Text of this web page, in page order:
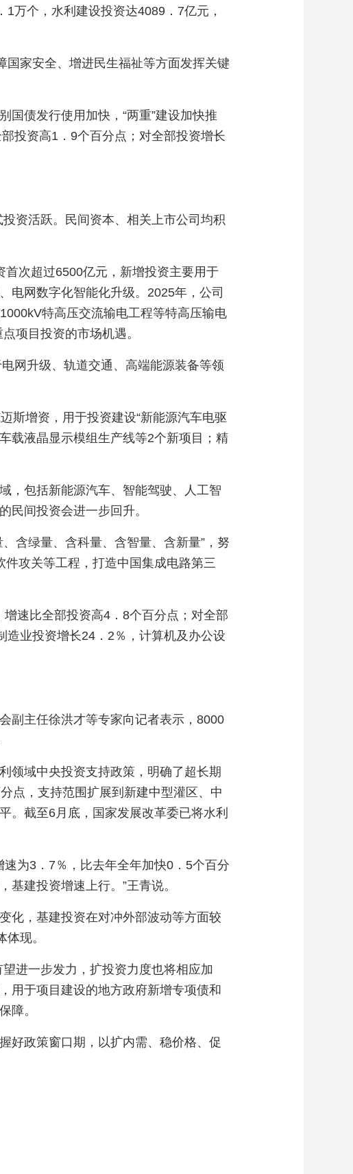
万个，水利建设投资达4089．7亿元，
国家安全、增进民生福祉等方面发挥关键
国债发行使用加快，“两重”建设加快推
投资高1．9个百分点；对全部投资增长
资活跃。民间资本、相关上市公司均积
次超过6500亿元，新增投资主要用于
电网数字化智能化升级。2025年，公司
特高压交流输电工程等特高压输电
项目投资的市场机遇。
网升级、轨道交通、高端能源装备等领
斯增资，用于投资建设“新能源汽车电驱
载液晶显示模组生产线等2个新项目；精
，包括新能源汽车、智能驾驶、人工智
民间投资会进一步回升。
含绿量、含科量、含智量、含新量”，努
件攻关等工程，打造中国集成电路第三
速比全部投资高4．8个百分点；对全部
业投资增长24．2％，计算机及办公设
副主任徐洪才等专家向记者表示，8000
领域中央投资支持政策，明确了超长期
点，支持范围扩展到新建中型灌区、中
。截至6月底，国家发展改革委已将水利
为3．7％，比去年全年加快0．5个百分
建投资增速上行。”王青说。
化，基建投资在对冲外部波动等方面较
现。
进一步发力，扩投资力度也将相应加
用于项目建设的地方政府新增专项债和
障。
好政策窗口期，以扩内需、稳价格、促